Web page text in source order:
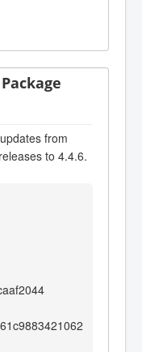
from
to 4.4.6.